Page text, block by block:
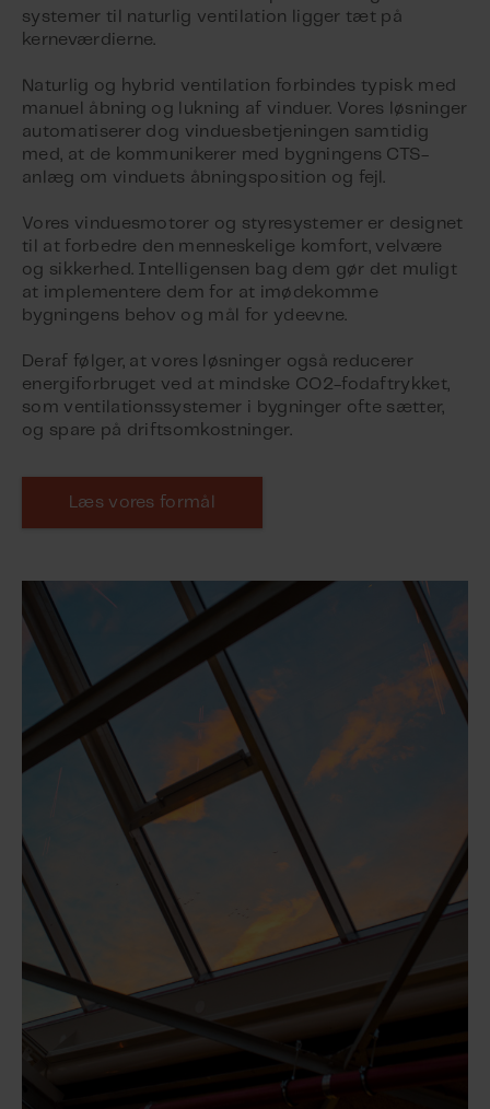
systemer til naturlig ventilation ligger tæt på
kerneværdierne.
Naturlig og hybrid ventilation forbindes typisk med
manuel åbning og lukning af vinduer. Vores løsninger
automatiserer dog vinduesbetjeningen samtidig
med, at de kommunikerer med bygningens CTS-
anlæg om vinduets åbningsposition og fejl.
Vores vinduesmotorer og styresystemer er designet
til at forbedre den menneskelige komfort, velvære
og sikkerhed. Intelligensen bag dem gør det muligt
at implementere dem for at imødekomme
bygningens behov og mål for ydeevne.
Deraf følger, at vores løsninger også reducerer
energiforbruget ved at mindske CO2-fodaftrykket,
som ventilationssystemer i bygninger ofte sætter,
og spare på driftsomkostninger.
Læs vores formål